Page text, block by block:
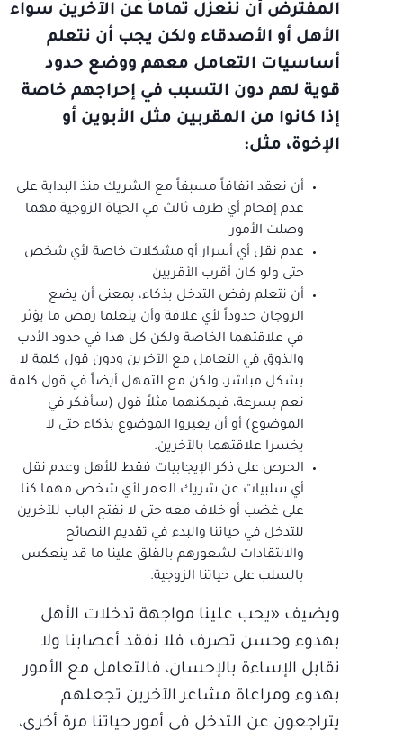
المفترض أن ننعزل تماماً عن الآخرين سواء
الأهل أو الأصدقاء ولكن يجب أن نتعلم
أساسيات التعامل معهم ووضع حدود
قوية لهم دون التسبب في إحراجهم خاصة
إذا كانوا من المقربين مثل الأبوين أو
الإخوة، مثل:
أن نعقد اتفاقاً مسبقاً مع الشريك منذ البداية على
عدم إقحام أي طرف ثالث في الحياة الزوجية مهما
وصلت الأمور
عدم نقل أي أسرار أو مشكلات خاصة لأي شخص
حتى ولو كان أقرب الأقربين
أن نتعلم رفض التدخل بذكاء، بمعنى أن يضع
الزوجان حدوداً لأي علاقة وأن يتعلما رفض ما يؤثر
في علاقتهما الخاصة ولكن كل هذا في حدود الأدب
والذوق في التعامل مع الآخرين ودون قول كلمة لا
بشكل مباشر، ولكن مع التمهل أيضاً في قول كلمة
نعم بسرعة، فيمكنهما مثلاً قول (سأفكر في
الموضوع) أو أن يغيروا الموضوع بذكاء حتى لا
يخسرا علاقتهما بالآخرين.
الحرص على ذكر الإيجابيات فقط للأهل وعدم نقل
أي سلبيات عن شريك العمر لأي شخص مهما كنا
على غضب أو خلاف معه حتى لا نفتح الباب للآخرين
للتدخل في حياتنا والبدء في تقديم النصائح
والانتقادات لشعورهم بالقلق علينا ما قد ينعكس
بالسلب على حياتنا الزوجية.
ويضيف «يحب علينا مواجهة تدخلات الأهل
بهدوء وحسن تصرف فلا نفقد أعصابنا ولا
نقابل الإساءة بالإحسان، فالتعامل مع الأمور
بهدوء ومراعاة مشاعر الآخرين تجعلهم
يتراجعون عن التدخل في أمور حياتنا مرة أخرى،